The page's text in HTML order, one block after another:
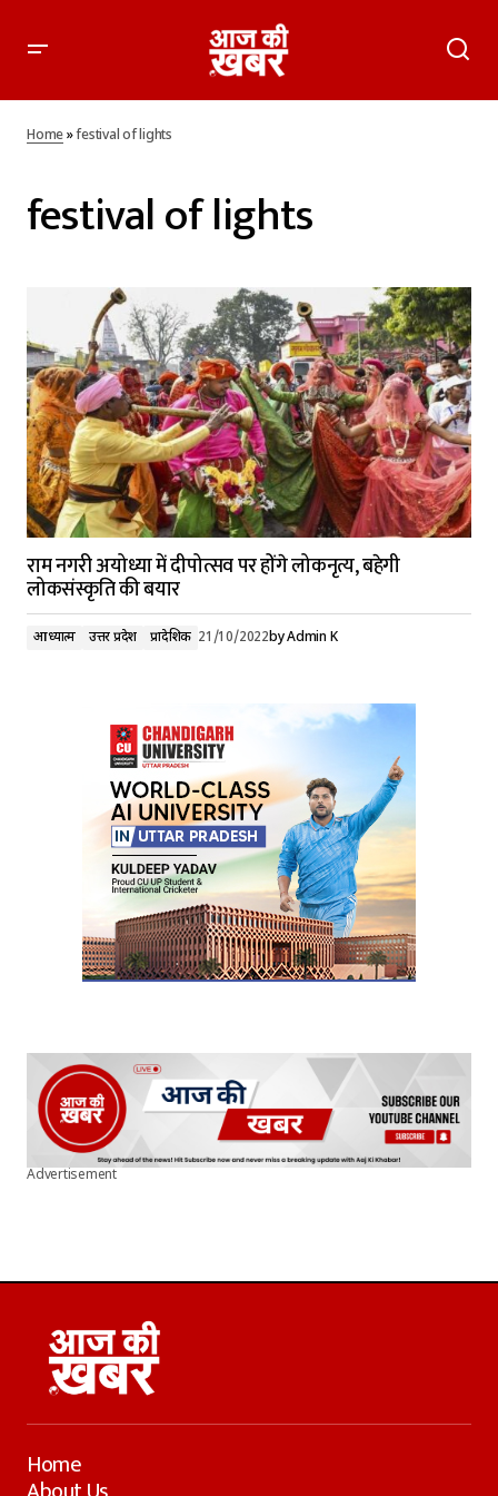
Home»festival of lights
festival of lights
राम नगरी अयोध्या में दीपोत्सव पर होंगे लोकनृत्य, बहेगी
लोकसंस्कृति की बयार
आध्यात्म उत्तर प्रदेश प्रादेशिक 21/10/2022byAdmin K
Advertisement
Home